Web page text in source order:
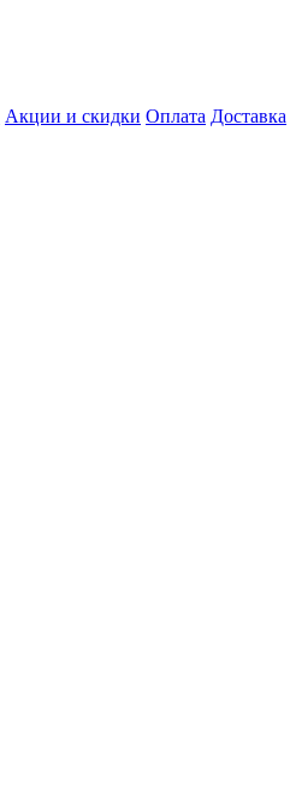
Акции и скидки Оплата Доставка